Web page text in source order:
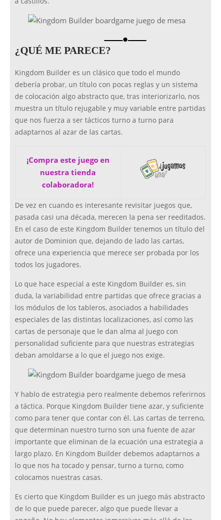
brightness_1
¿QUÉ ME PARECE?
Kingdom Builder es un clásico que todo el mundo
debería probar, un título con pocas reglas y un sistema
de colocación algo abstracto que, tras interiorizarlo, nos
muestra un título rejugable y muy variable entre partidas
que nos fuerza a ser tácticos turno a turno para
adaptarnos al azar de las cartas.
¡Compra este juego en
nuestra tienda
colaboradora!
De vez en cuando es interesante revisitar juegos que,
pasada casi una década, merecen la pena ser reeditados.
En el caso de este Kingdom Builder tenemos un título del
autor de Dominion que, dejando de lado las cartas,
ofrece una experiencia que merece ser probada por los
todos los jugadores.
Lo que hace especial a este Kingdom Builder es, sin
duda, la variabilidad entre partidas que ofrece gracias a
los módulos de los tableros, asociados a habilidades
especiales de las distintas localizaciones, así como las
cartas de personaje que le dan alma al juego con
personalidad suficiente para que nuestras estrategias
deban amoldarse a lo que el juego nos exige.
Y hablo de estrategia pero realmente debemos referirnos
a táctica. Porque Kingdom Builder tiene azar, y suficiente
como para tener que contar con él. Las cartas de terreno,
que determinan nuestro turno son una fuente de azar
importante que eliminan de la ecuación una estrategia a
largo plazo. En Kingdom Builder debemos adaptarnos a
lo que nos ha tocado y pensar, turno a turno, como
colocamos nuestras casas.
Es cierto que Kingdom Builder es un juego más abstracto
de lo que puede parecer, algo que puede llevar a